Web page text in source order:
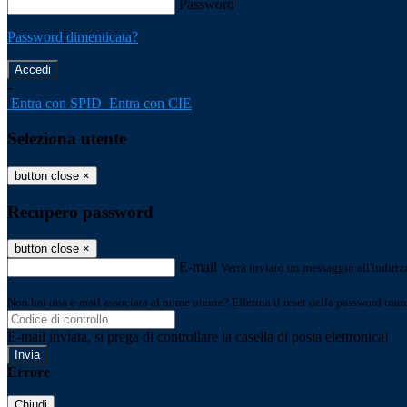
Password
Password dimenticata?
-
Entra con SPID Entra con CIE
Seleziona utente
button close ×
Recupero password
button close ×
E-mail Verrà inviato un messaggio
Non hai una e-mail associata al nome utente? Effettua il reset della password
E-mail inviata, si prega di controllare la casella di posta elettronica!
Errore